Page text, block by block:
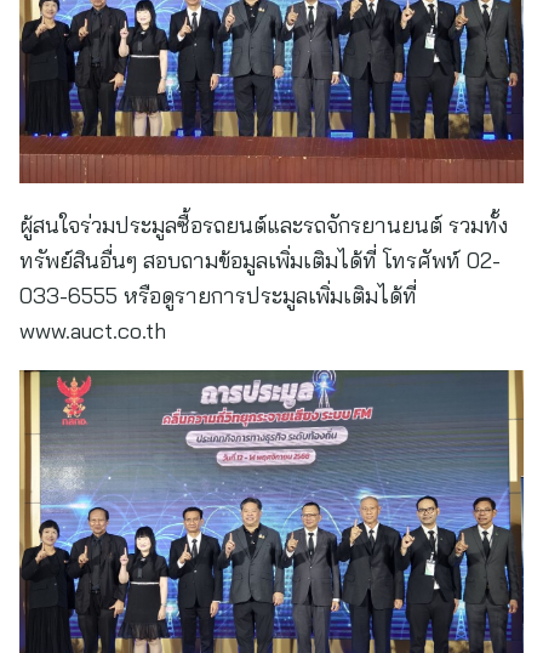
ผู้สนใจร่วมประมูลซื้อรถยนต์และรถจักรยานยนต์ รวมทั้ง
ทรัพย์สินอื่นๆ สอบถามข้อมูลเพิ่มเติมได้ที่ โทรศัพท์ 02-
033-6555 หรือดูรายการประมูลเพิ่มเติมได้ที่
www.auct.co.th